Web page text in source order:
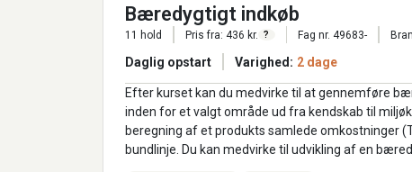
Bæredygtigt indkøb
11 hold Pris fra: 436 kr. ? Fag nr. 49683-
Daglig opstart Varighed: 2 dage
Efter kurset kan du medvirke til at gennemføre
inden for et valgt område ud fra kendskab til
beregning af et produkts samlede omkostninger
bundlinje. Du kan medvirke til udvikling af en